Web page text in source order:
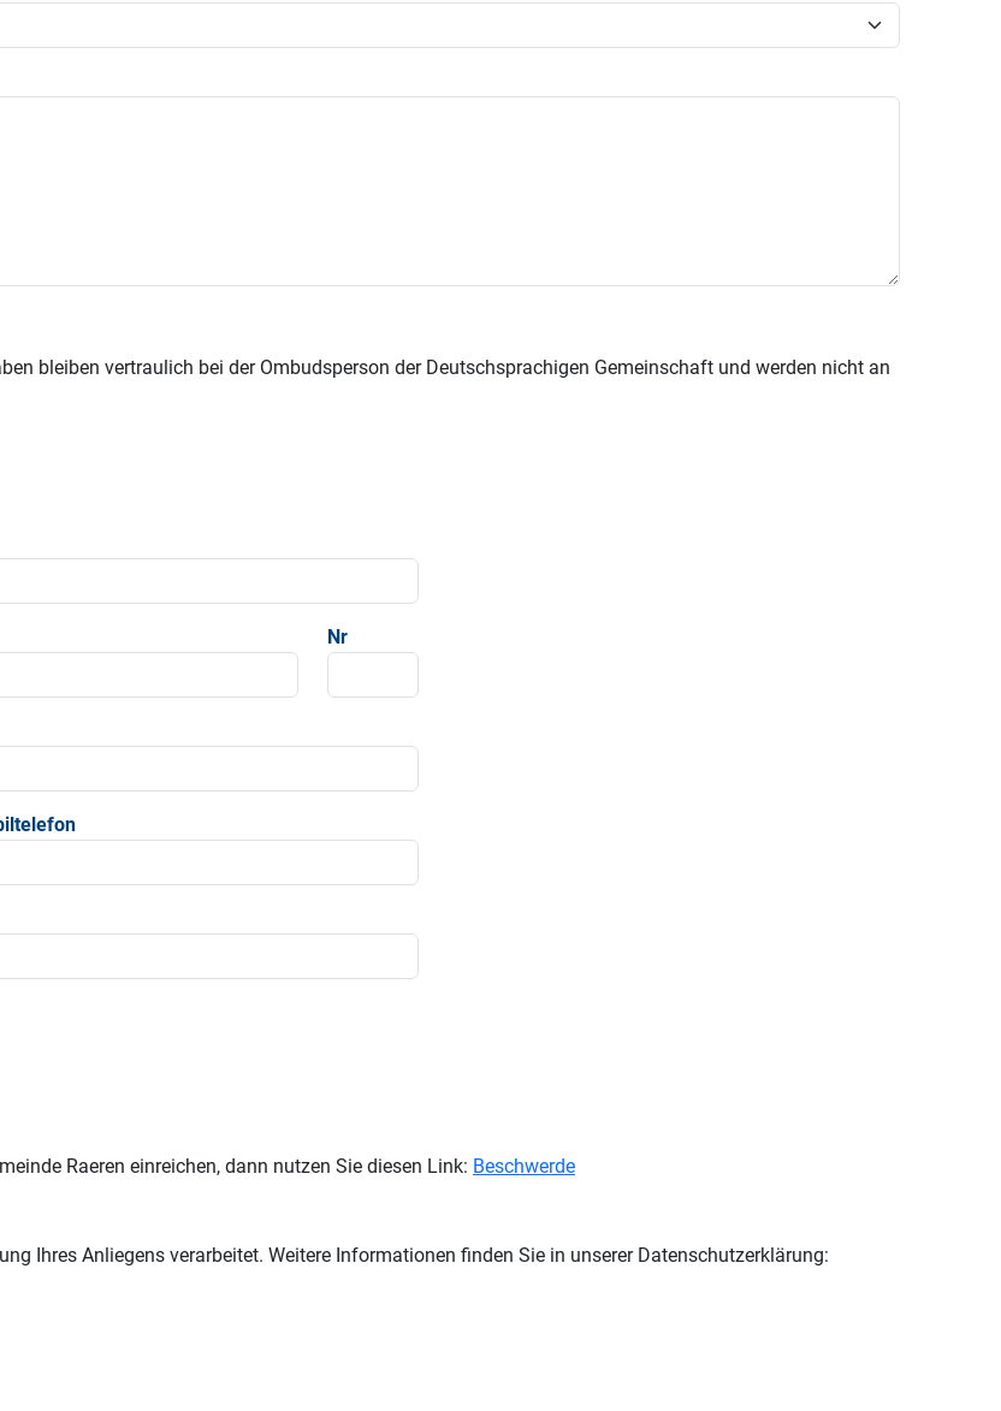
bleiben vertraulich bei der Ombudsperson der Deutschsprachigen Gemeinschaft und werden nicht an
Nr
Raeren einreichen, dann nutzen Sie diesen Link: Beschwerde
Ihres Anliegens verarbeitet. Weitere Informationen finden Sie in unserer Datenschutzerklärung: